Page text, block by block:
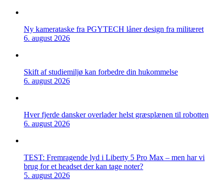
Ny kamerataske fra PGYTECH låner design fra militæret
6. august 2026
Skift af studiemiljø kan forbedre din hukommelse
6. august 2026
Hver fjerde dansker overlader helst græsplænen til robotten
6. august 2026
TEST: Fremragende lyd i Liberty 5 Pro Max – men har vi
brug for et headset der kan tage noter?
5. august 2026